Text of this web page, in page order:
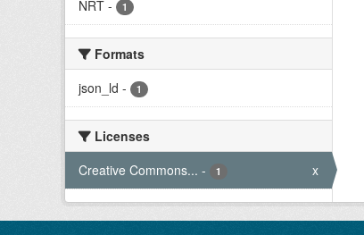
NRT - 1
Formats
json_ld - 1
Licenses
Creative Commons... - 1 x